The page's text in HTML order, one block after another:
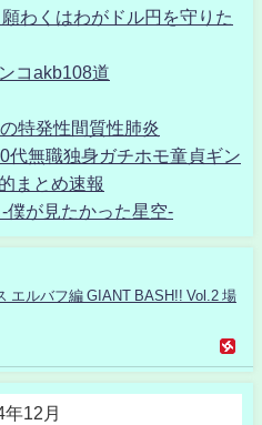
わくはわがドル円を守りた
コakb108道
特発性間質性肺炎
代無職独身ガチホモ童貞ギン
まとめ速報
僕が見たかった星空-
エルバフ編 GIANT BASH!! Vol.2 場
年12月